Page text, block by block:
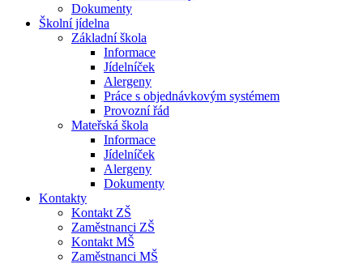
Dokumenty
Školní jídelna
Základní škola
Informace
Jídelníček
Alergeny
Práce s objednávkovým systémem
Provozní řád
Mateřská škola
Informace
Jídelníček
Alergeny
Dokumenty
Kontakty
Kontakt ZŠ
Zaměstnanci ZŠ
Kontakt MŠ
Zaměstnanci MŠ